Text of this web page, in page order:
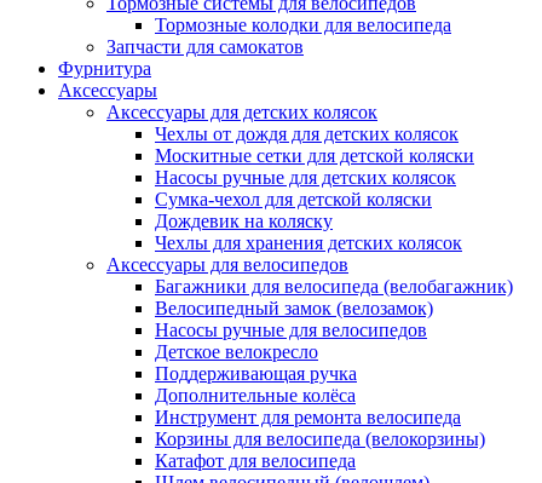
Тормозные колодки для велосипеда
Запчасти для самокатов
Фурнитура
Аксессуары
Аксессуары для детских колясок
Чехлы от дождя для детских колясок
Москитные сетки для детской коляски
Насосы ручные для детских колясок
Сумка-чехол для детской коляски
Дождевик на коляску
Чехлы для хранения детских колясок
Аксессуары для велосипедов
Багажники для велосипеда (велобагажник)
Велосипедный замок (велозамок)
Насосы ручные для велосипедов
Детское велокресло
Поддерживающая ручка
Дополнительные колёса
Инструмент для ремонта велосипеда
Корзины для велосипеда (велокорзины)
Катафот для велосипеда